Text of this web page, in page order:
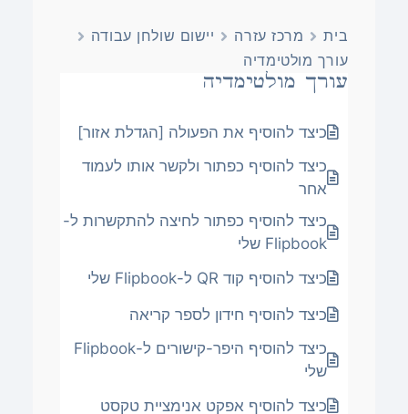
בית מרכז עזרה
יישום שולחן עבודה
עורך מולטימדיה
עורך מולטימדיה
כיצד להוסיף את הפעולה [הגדלת אזור]
כיצד להוסיף כפתור ולקשר אותו לעמוד
אחר
כיצד להוסיף כפתור לחיצה להתקשרות ל-
Flipbook שלי
כיצד להוסיף קוד QR ל-Flipbook שלי
כיצד להוסיף חידון לספר קריאה
כיצד להוסיף היפר-קישורים ל-Flipbook
שלי
כיצד להוסיף אפקט אנימציית טקסט